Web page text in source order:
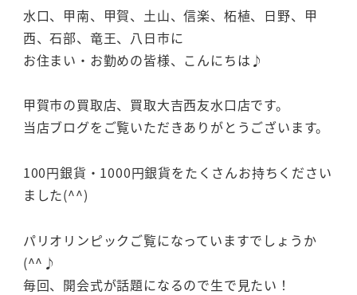
水口、甲南、甲賀、土山、信楽、柘植、日野、甲
西、石部、竜王、八日市に
お住まい・お勤めの皆様、こんにちは♪
甲賀市の買取店、買取大吉西友水口店です。
当店ブログをご覧いただきありがとうございます。
100円銀貨・1000円銀貨をたくさんお持ちください
ました(^^)
パリオリンピックご覧になっていますでしょうか
(^^♪
毎回、開会式が話題になるので生で見たい！